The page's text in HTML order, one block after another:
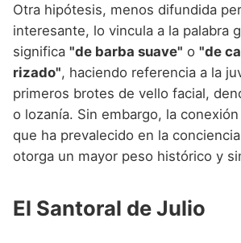
Otra hipótesis, menos difundida
interesante, lo vincula a la palabra
significa "de barba suave" o "de
rizado", haciendo referencia a la
primeros brotes de vello facial,
o lozanía. Sin embargo, la
que ha prevalecido en la
otorga un mayor peso histórico y
El Santoral de Julio